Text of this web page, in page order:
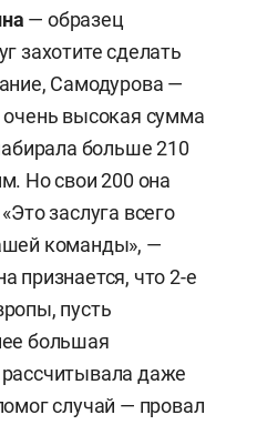
— образец
захотите сделать
Самодурова —
высокая сумма
больше 210
Но свои 200 она
заслуга всего
команды», —
признается, что 2-е
пусть
большая
даже
случай — провал